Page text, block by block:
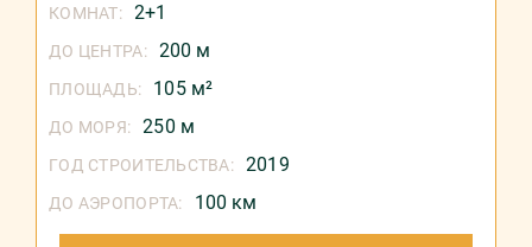
КОМНАТ: 2+1
ДО ЦЕНТРА: 200 м
ПЛОЩАДЬ: 105 м²
ДО МОРЯ: 250 м
ГОД СТРОИТЕЛЬСТВА: 2019
ДО АЭРОПОРТА: 100 км